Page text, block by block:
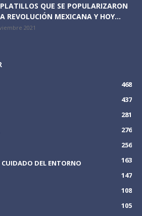
QUE SE POPULARIZARON
REVOLUCIÓN MEXICANA Y HOY...
2021
468
437
281
276
256
DEL ENTORNO
163
147
108
105